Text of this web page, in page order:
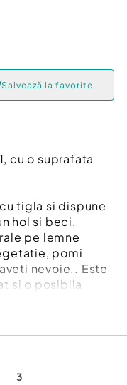
Salvează la favorite
cu o suprafata
tigla si dispune
hol si beci,
pe lemne
pomi
nevoie.. Este
si o posibila
3